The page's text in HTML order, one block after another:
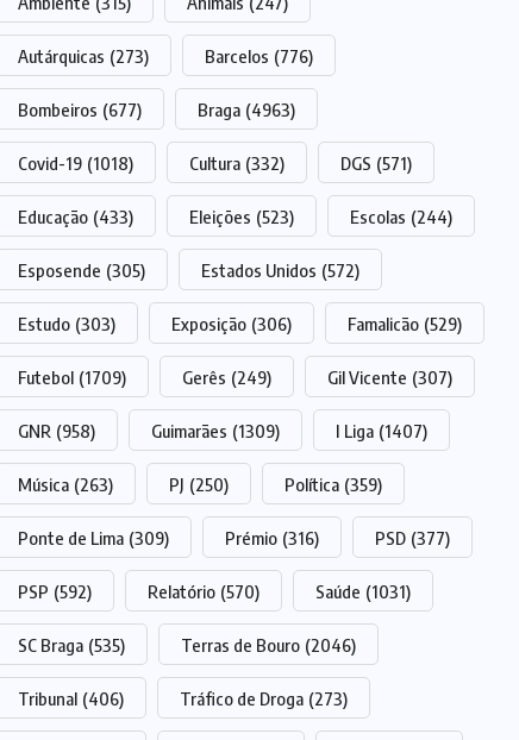
Autárquicas (273) Barcelos (776)
Bombeiros (677) Braga (4963)
Covid-19 (1018) Cultura (332) DGS (571)
Educação (433) Eleições (523) Escolas (244)
Esposende (305) Estados Unidos (572)
Estudo (303) Exposição (306) Famalicão (529)
Futebol (1709) Gerês (249) Gil Vicente (307)
GNR (958) Guimarães (1309) I Liga (1407)
Música (263) PJ (250) Política (359)
Ponte de Lima (309) Prémio (316) PSD (377)
PSP (592) Relatório (570) Saúde (1031)
SC Braga (535) Terras de Bouro (2046)
Tribunal (406) Tráfico de Droga (273)